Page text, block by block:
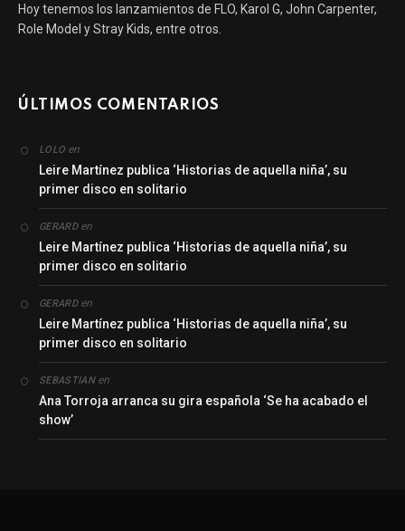
Hoy tenemos los lanzamientos de FLO, Karol G, John Carpenter,
Role Model y Stray Kids, entre otros.
ÚLTIMOS COMENTARIOS
LOLO en
Leire Martínez publica ‘Historias de aquella niña’, su
primer disco en solitario
GERARDen
Leire Martínez publica ‘Historias de aquella niña’, su
primer disco en solitario
GERARDen
Leire Martínez publica ‘Historias de aquella niña’, su
primer disco en solitario
SEBASTIANen
Ana Torroja arranca su gira española ‘Se ha acabado el
show’